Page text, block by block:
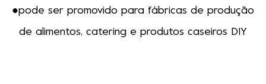
●pode ser promovido para fábricas de produção
de alimentos, catering e produtos caseiros DIY